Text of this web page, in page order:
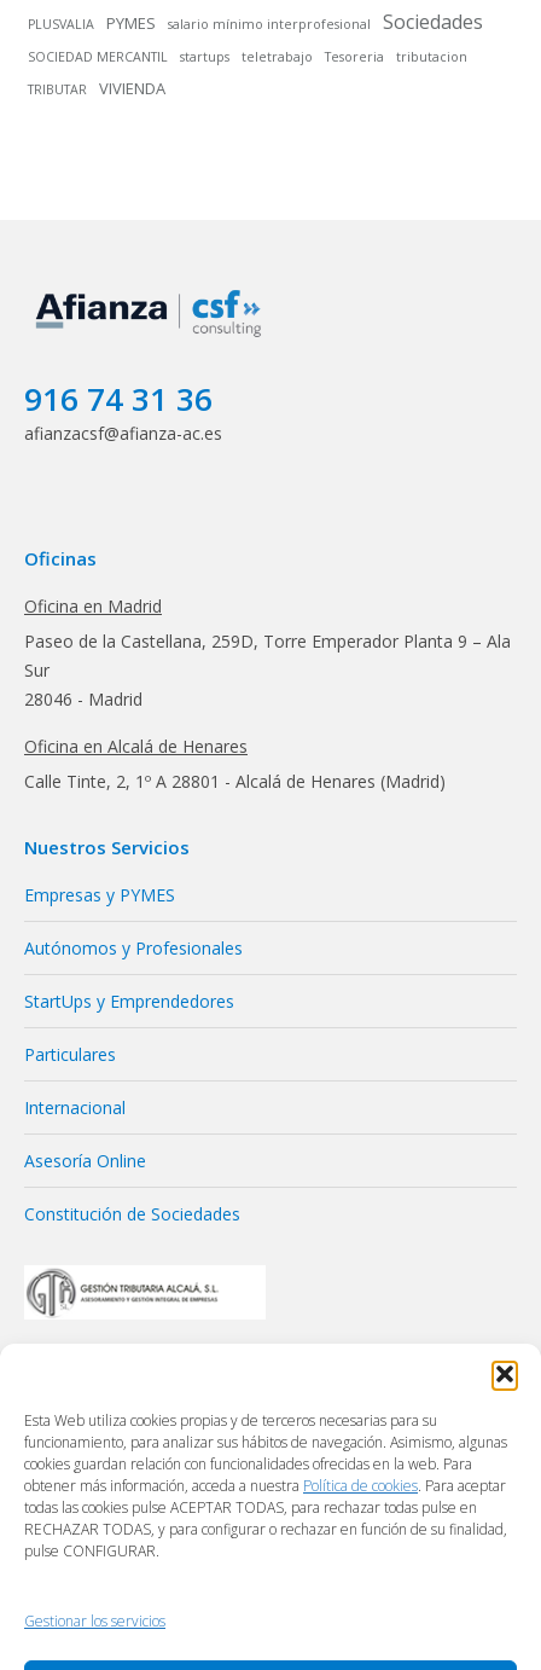
Esta Web utiliza cookies propias y de terceros necesarias para su
funcionamiento, para analizar sus hábitos de navegación. Asimismo, algunas
cookies guardan relación con funcionalidades ofrecidas en la web. Para
obtener más información, acceda a nuestra Política de cookies. Para aceptar
todas las cookies pulse ACEPTAR TODAS, para rechazar todas pulse en
RECHAZAR TODAS, y para configurar o rechazar en función de su finalidad,
pulse CONFIGURAR.
Gestionar los servicios
PLUSVALIA
PYMES salario mínimo interprofesional Sociedades
SOCIEDAD MERCANTIL startups teletrabajo Tesoreria
tributacion
TRIBUTAR
VIVIENDA
916 74 31 36
afianzacsf@afianza-ac.es
Oficinas
Oficina en Madrid
Paseo de la Castellana, 259D, Torre Emperador Planta 9 – Ala
Sur
28046 - Madrid
Oficina en Alcalá de Henares
Calle Tinte, 2, 1º A 28801 - Alcalá de Henares (Madrid)
Nuestros Servicios
Empresas y PYMES
Autónomos y Profesionales
StartUps y Emprendedores
Particulares
Internacional
Asesoría Online
Constitución de Sociedades